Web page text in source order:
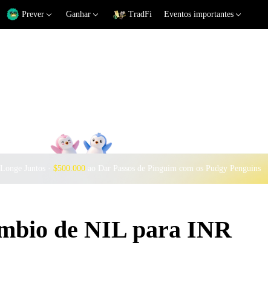
Prever Ganhar TradFi Eventos importantes
$500.000ao Dar Passos de Pinguim com os Pudgy Penguins
de NIL para INR